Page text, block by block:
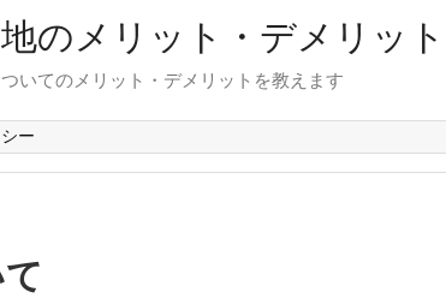
のメリット・デメリット
いてのメリット・デメリットを教えます
ー